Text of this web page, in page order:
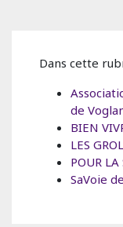
Dans cette
de
BIEN
LES
POUR
SaVoie